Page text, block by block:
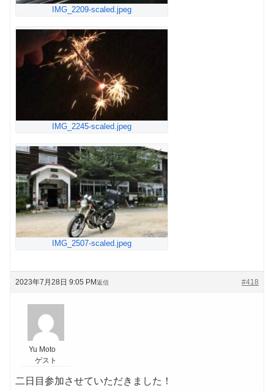
IMG_2209-scaled.jpeg
IMG_2245-scaled.jpeg
IMG_2507-scaled.jpeg
2023年7月28日 9:05 PM #418
返信
Yu Moto
ゲスト
二日目参加させていただきました！